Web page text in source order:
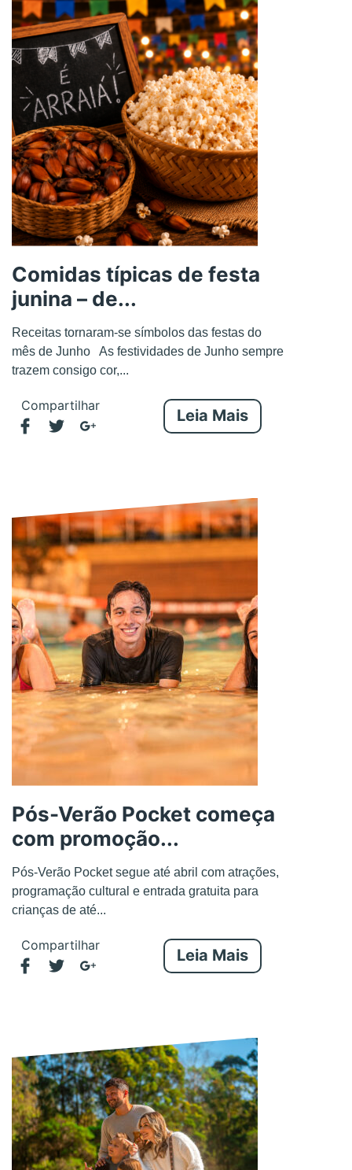
Comidas típicas de festa
junina – de...
Receitas tornaram-se símbolos das festas do
mês de Junho As festividades de Junho sempre
trazem consigo cor,...
Compartilhar
Leia Mais
Pós-Verão Pocket começa
com promoção...
Pós-Verão Pocket segue até abril com atrações,
programação cultural e entrada gratuita para
crianças de até...
Compartilhar
Leia Mais